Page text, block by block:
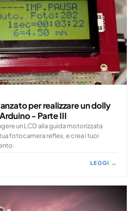
per realizzare un dolly
- Parte III
un LCD alla guida motorizzata
fotocamera reflex, e crea i tuoi
LEGGI →